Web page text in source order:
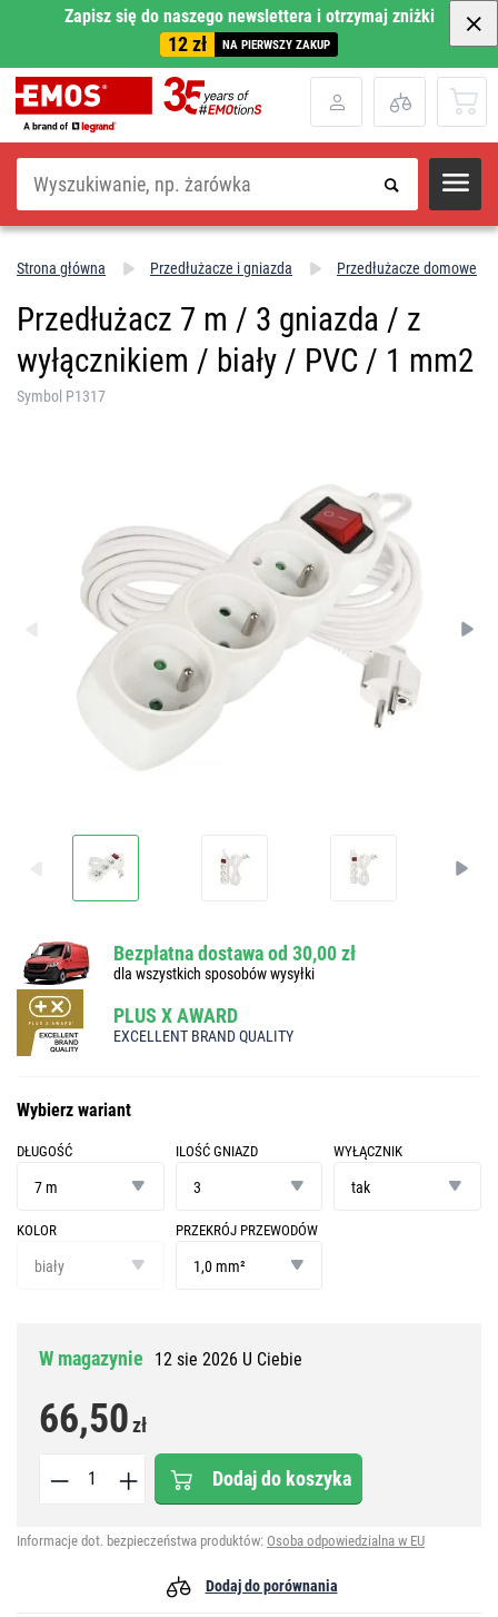
Zapisz się do naszego newslettera i otrzymaj zniżki
12 zł NA PIERWSZY ZAKUP
Szukaj
Strona główna Przedłużacze i gniazda Przedłużacze domowe
Przedłużacz 7 m / 3 gniazda / z
wyłącznikiem / biały / PVC / 1 mm2
Symbol P1317
Bezpłatna dostawa od 30,00 zł
dla wszystkich sposobów wysyłki
PLUS X AWARD
EXCELLENT BRAND QUALITY
Wybierz wariant
DŁUGOŚĆ
7 m
ILOŚĆ GNIAZD
gniazd
3
WYŁĄCZNIK
tak
KOLOR
biały
PRZEKRÓJ PRZEWODÓW
przewodów
1,0 mm²
W magazynie 12 sie 2026 U Ciebie
66,50zł
Dodaj do koszyka
Informacje dot. bezpieczeństwa produktów: Osoba odpowiedzialna w EU
Dodaj do porównania